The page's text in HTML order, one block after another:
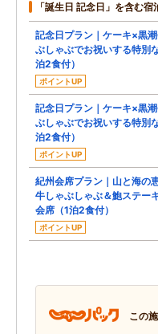
「誕生日 記念日」を含む宿
記念日プラン｜ケーキ×黒
ぶしゃぶでお祝いする特別
泊2食付）
ポイントUP
記念日プラン｜ケーキ×黒
ぶしゃぶでお祝いする特別
泊2食付）
ポイントUP
紀州会席プラン｜山と海の
牛しゃぶしゃぶ＆鮑ステー
会席（1泊2食付）
ポイントUP
この